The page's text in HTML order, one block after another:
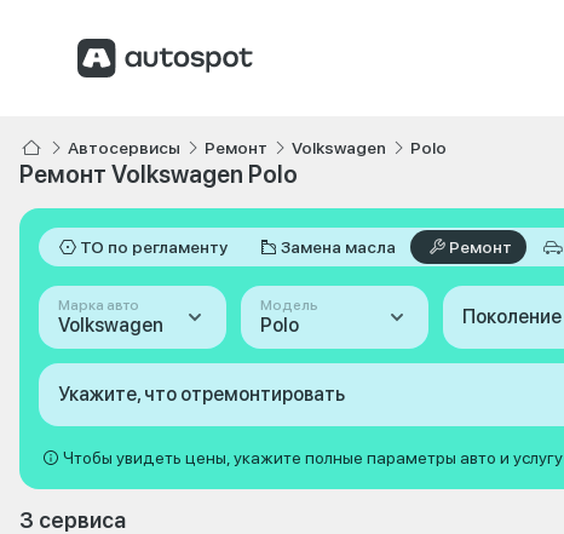
Автосервисы Ремонт Volkswagen Polo
Ремонт Volkswagen Polo
ТО по регламенту Замена масла Ремонт
Марка авто
Volkswagen
Модель
Polo Поколение
Укажите, что отремонтировать
Чтобы увидеть цены, укажите полные параметры авто и услугу
3 сервиса